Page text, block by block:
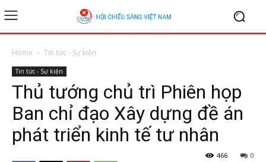
Home Tin tức - Sự kiện
Tin tức - Sự kiện
Thủ tướng chủ trì Phiên họp
Ban chỉ đạo Xây dựng đề án
phát triển kinh tế tư nhân
0
466